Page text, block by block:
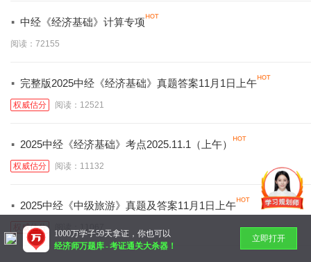
· 中经《经济基础》计算专项
阅读：72155
· 完整版2025中经《经济基础》真题答案11月1日上午
权威估分 阅读：12521
· 2025中经《经济基础》考点2025.11.1（上午）
权威估分 阅读：11132
· 2025中经《中级旅游》真题及答案11月1日上午
权威估分 阅读：11067
1000万学子59天拿证，你也可以
经济师万题库-考证通关大杀器！
立即打开